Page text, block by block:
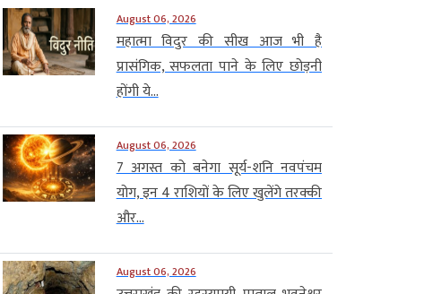
August 06, 2026
महात्मा विदुर की सीख आज भी है
प्रासंगिक, सफलता पाने के लिए छोड़नी
होंगी ये...
August 06, 2026
7 अगस्त को बनेगा सूर्य-शनि नवपंचम
योग, इन 4 राशियों के लिए खुलेंगे तरक्की
और...
August 06, 2026